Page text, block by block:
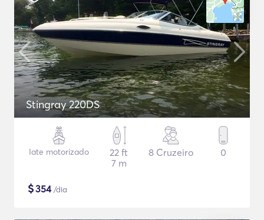
Stingray 220DS
Iate motorizado
22 ft
7 m
8 Cruzeiro 0
$354/dia